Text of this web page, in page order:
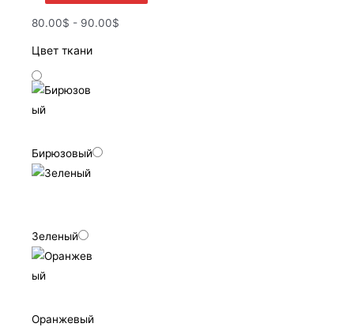
80.00$ - 90.00$
Цвет ткани
Бирюзовый
Зеленый
Оранжевый